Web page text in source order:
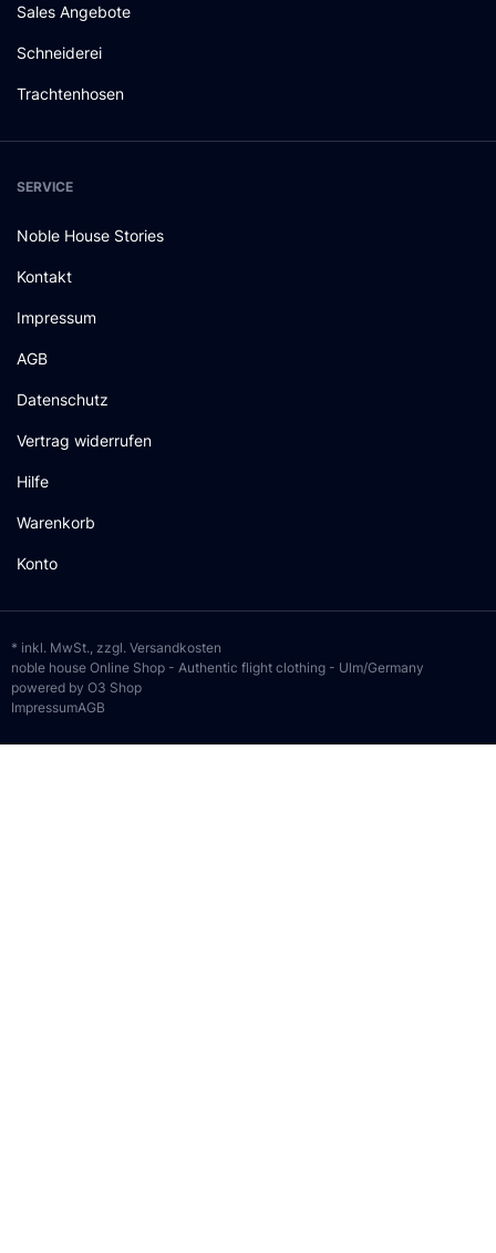
Sales Angebote
Schneiderei
Trachtenhosen
SERVICE
Noble House Stories
Kontakt
Impressum
AGB
Datenschutz
Vertrag widerrufen
Hilfe
Warenkorb
Konto
* inkl. MwSt., zzgl. Versandkosten
noble house Online Shop - Authentic flight clothing - Ulm/Germany
powered by O3 Shop
ImpressumAGB